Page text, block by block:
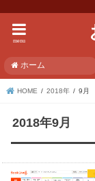
menu
ホーム
HOME 2018年 9月
2018年9月